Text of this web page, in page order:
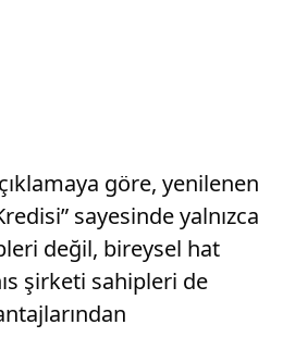
göre, yenilenen
sayesinde yalnızca
değil, bireysel hat
şirketi sahipleri de